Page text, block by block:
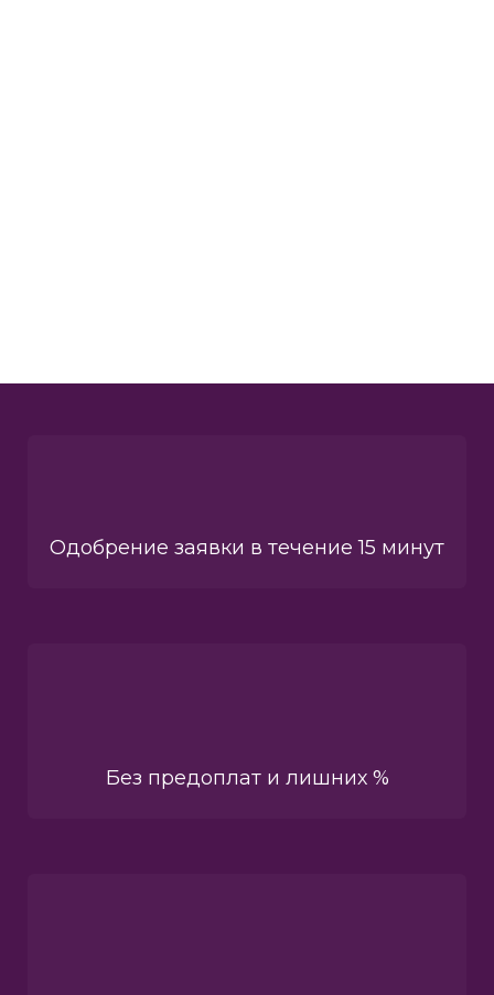
Одобрение заявки в течение 15 минут
Без предоплат и лишних %